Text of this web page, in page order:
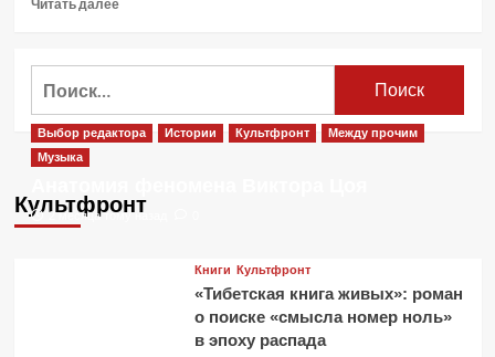
Читать далее
Алиса
последних
дней.
Культфронт
Выбор редактора Истории Культфронт
Между прочим
Музыка
2 месяца тому назад
Книги Культфронт
«Тибетская книга живых»: роман
о поиске «смысла номер ноль»
в эпоху распада